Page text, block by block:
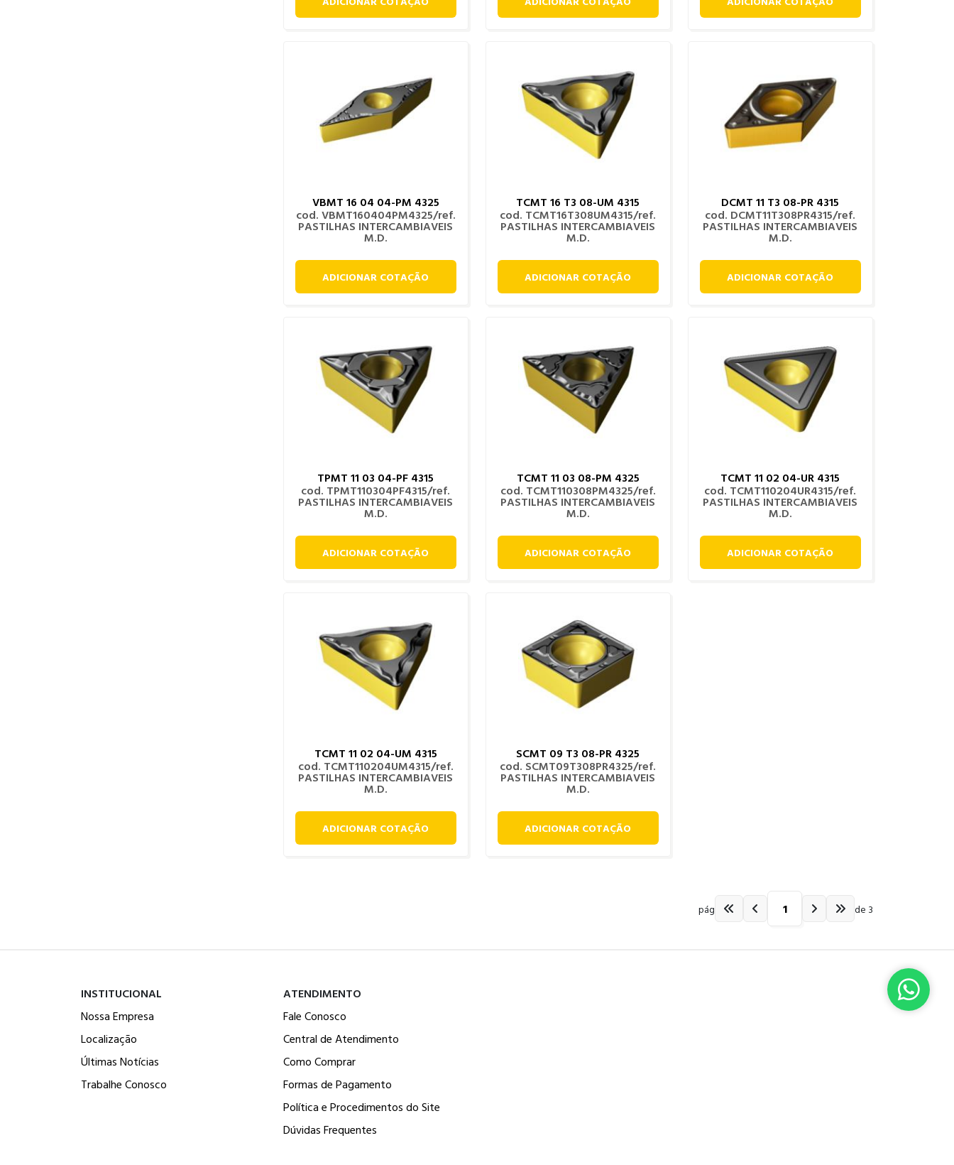
VBMT 16 04 04-PM 4325
cod. VBMT160404PM4325/ref.
PASTILHAS INTERCAMBIAVEIS
M.D.
ADICIONAR COTAÇÃO
TCMT 16 T3 08-UM 4315
cod. TCMT16T308UM4315/ref.
PASTILHAS INTERCAMBIAVEIS
M.D.
ADICIONAR COTAÇÃO
DCMT 11 T3 08-PR 4315
cod. DCMT11T308PR4315/ref.
PASTILHAS INTERCAMBIAVEIS
M.D.
ADICIONAR COTAÇÃO
TPMT 11 03 04-PF 4315
cod. TPMT110304PF4315/ref.
PASTILHAS INTERCAMBIAVEIS
M.D.
ADICIONAR COTAÇÃO
TCMT 11 03 08-PM 4325
cod. TCMT110308PM4325/ref.
PASTILHAS INTERCAMBIAVEIS
M.D.
ADICIONAR COTAÇÃO
TCMT 11 02 04-UR 4315
cod. TCMT110204UR4315/ref.
PASTILHAS INTERCAMBIAVEIS
M.D.
ADICIONAR COTAÇÃO
TCMT 11 02 04-UM 4315
cod. TCMT110204UM4315/ref.
PASTILHAS INTERCAMBIAVEIS
M.D.
ADICIONAR COTAÇÃO
SCMT 09 T3 08-PR 4325
cod. SCMT09T308PR4325/ref.
PASTILHAS INTERCAMBIAVEIS
M.D.
ADICIONAR COTAÇÃO
pág de 3
INSTITUCIONAL
Nossa Empresa
Localização
Últimas Notícias
Trabalhe Conosco
ATENDIMENTO
Fale Conosco
Central de Atendimento
Como Comprar
Formas de Pagamento
Política e Procedimentos do Site
Dúvidas Frequentes